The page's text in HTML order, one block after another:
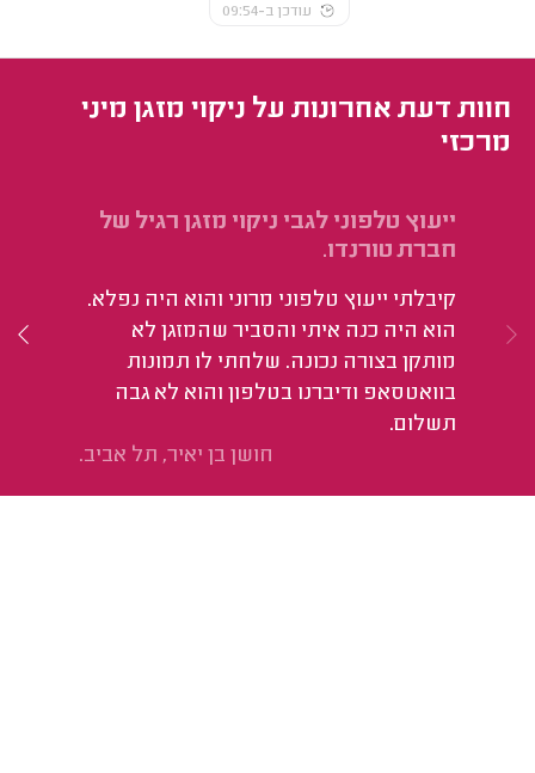
עודכן ב-09:54
חוות דעת אחרונות על ניקוי מזגן מיני
מרכזי
ייעוץ טלפוני לגבי ניקוי מזגן רגיל של
חברת טורנדו.
קיבלתי ייעוץ טלפוני מרוני והוא היה נפלא.
הוא היה כנה איתי והסביר שהמזגן לא
מותקן בצורה נכונה. שלחתי לו תמונות
בוואטסאפ ודיברנו בטלפון והוא לא גבה
תשלום.
חושן בן יאיר, תל אביב.